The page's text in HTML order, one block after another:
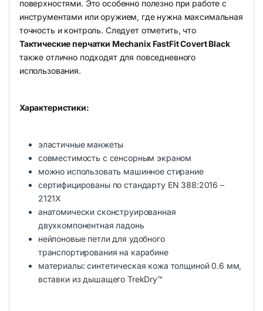
поверхностями. Это особенно полезно при работе с
инструментами или оружием, где нужна максимальная
точность и контроль. Следует отметить, что
Тактические перчатки Mechanix FastFit Covert Black
также отлично подходят для повседневного
использования.
Характеристики:
эластичные манжеты
совместимость с сенсорным экраном
можно использовать машинное стирание
сертифицированы по стандарту EN 388:2016 –
2121X
анатомически сконструированная
двухкомпонентная ладонь
нейлоновые петли для удобного
транспортирования на карабине
материалы: синтетическая кожа толщиной 0.6 мм,
вставки из дышащего TrekDry™